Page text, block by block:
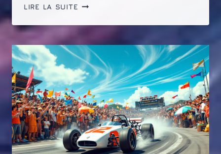
LIRE LA SUITE QUEL
LE
DE
LA
RÉPARATION
D’UN
COUP
DE
PORTIÈRE
?